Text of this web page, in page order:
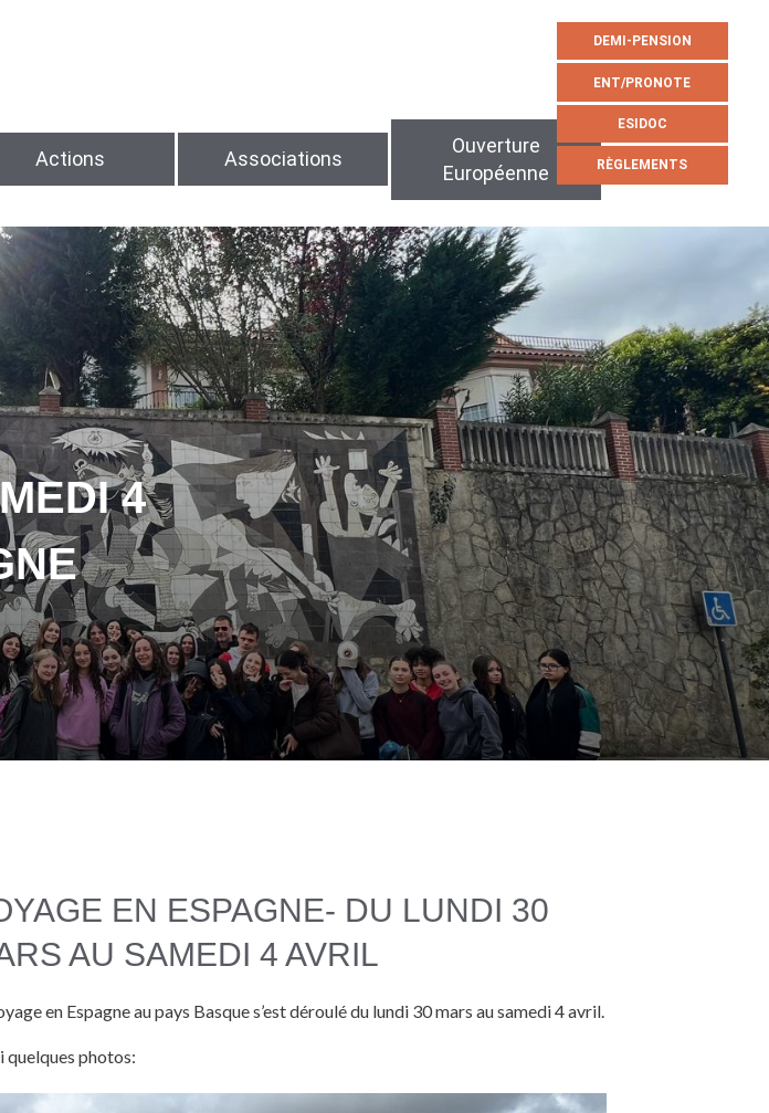
Actions Associations
Ouverture
Européenne
DEMI-PENSION
ENT/PRONOTE
ESIDOC
RÈGLEMENTS
4
EN ESPAGNE- DU LUNDI 30
AU SAMEDI 4 AVRIL
en Espagne au pays Basque s’est déroulé du lundi 30 mars au samedi 4 avril.
quelques photos: